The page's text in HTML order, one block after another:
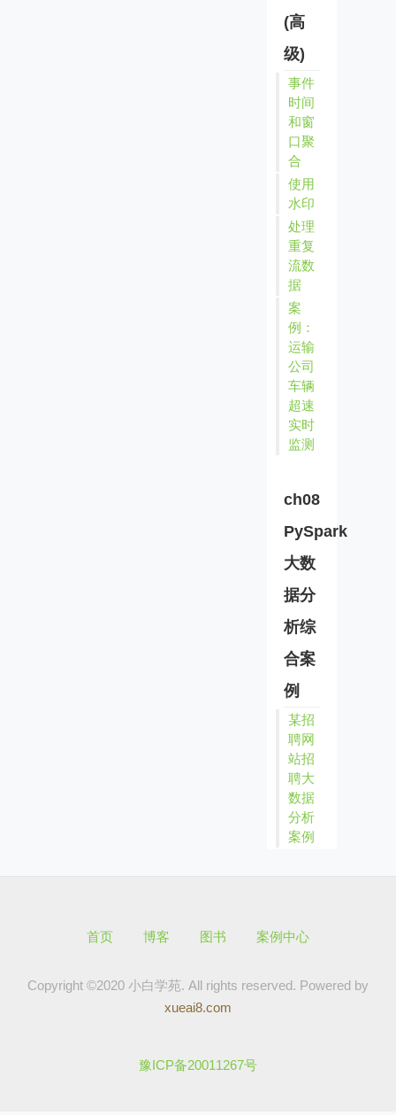
(高
级)
事件
时间
和窗
口聚
合
使用
水印
处理
重复
流数
据
案
例：
运输
公司
车辆
超速
实时
监测
ch08
PySpark
大数
据分
析综
合案
例
某招
聘网
站招
聘大
数据
分析
案例
首页 博客 图书 案例中心
Copyright ©2020 小白学苑. All rights reserved. Powered by
xueai8.com
豫ICP备20011267号